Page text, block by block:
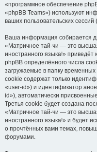
«программное обеспечение
«phpBB Teams») используют
ваших пользовательских
Ваша информация собирается
«Матричное тай-чи — это
иностранного языка!»
phpBB определённого числа
загружаемые в папку
cookie содержат только
«user-id») и идентификатор
id»), автоматически
Третья cookie будет создана
«Матричное тай-чи — это
иностранного языка!» и будет
о прочтённых вами темах,
форумами.